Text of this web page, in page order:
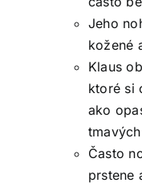
Jeho
kožené
Klaus
ktoré si
ako
Často
prstene